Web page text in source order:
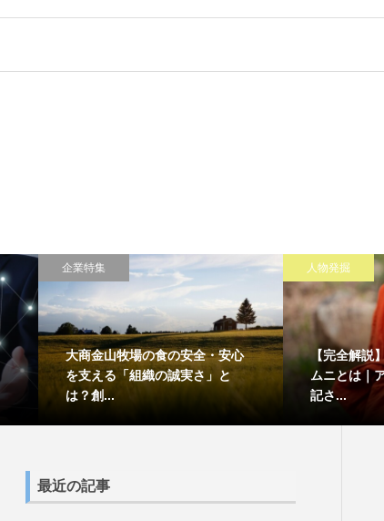
企業特集
大商金山牧場の食の安全・安心
を支える「組織の誠実さ」と
は？創...
人物発掘
【完全解説
ムニとは｜
記さ...
最近の記事